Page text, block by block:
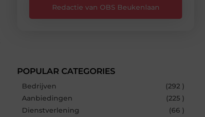
Redactie van OBS Beukenlaan
POPULAR CATEGORIES
Bedrijven
(292 )
Aanbiedingen
(225 )
Dienstverlening
(66 )